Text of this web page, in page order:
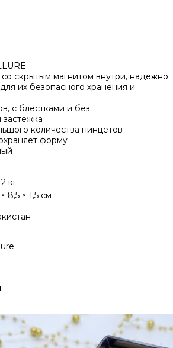
скрытым магнитом внутри, надежно
их безопасного хранения и
с блестками и без
количества пинцетов
форму
кг
8,5 × 1,5 см